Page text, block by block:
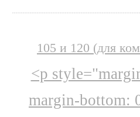
105 и 120 (для
<p
margin-bottom: